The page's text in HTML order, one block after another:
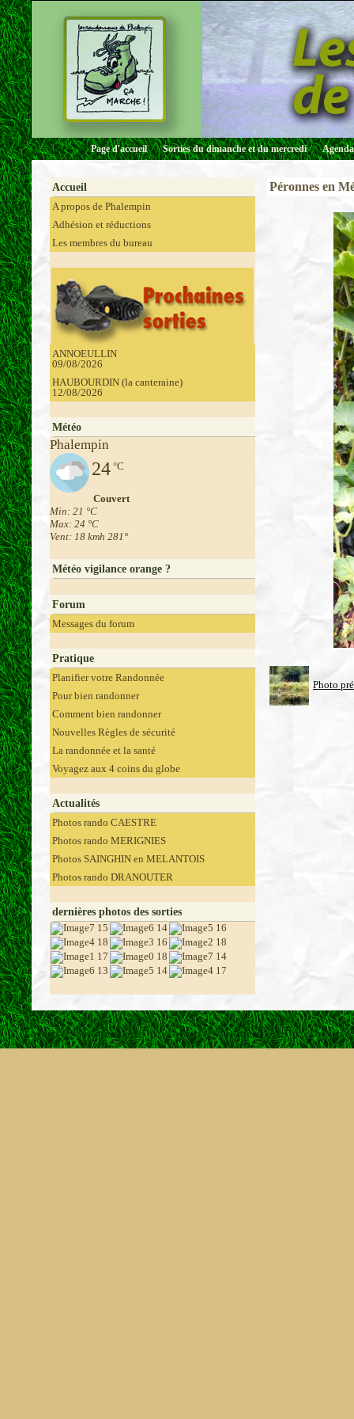
Page d'accueil Sorties du dimanche et du mercredi
Accueil
A propos de Phalempin
Adhésion et réductions
Les membres du bureau
ANNOEULLIN
09/08/2026
HAUBOURDIN (la canteraine)
12/08/2026
Météo
Phalempin
24 °C
Couvert
Min: 21 °C
Max: 24 °C
Vent: 18 kmh 281°
Météo vigilance orange ?
Forum
Messages du forum
Pratique
Planifier votre Randonnée
Pour bien randonner
Comment bien randonner
Nouvelles Règles de sécurité
La randonnée et la santé
Voyagez aux 4 coins du globe
Actualités
Photos rando CAESTRE
Photos rando MERIGNIES
Photos SAINGHIN en MELANTOIS
Photos rando DRANOUTER
dernières photos des sorties
Péronnes en
Photo